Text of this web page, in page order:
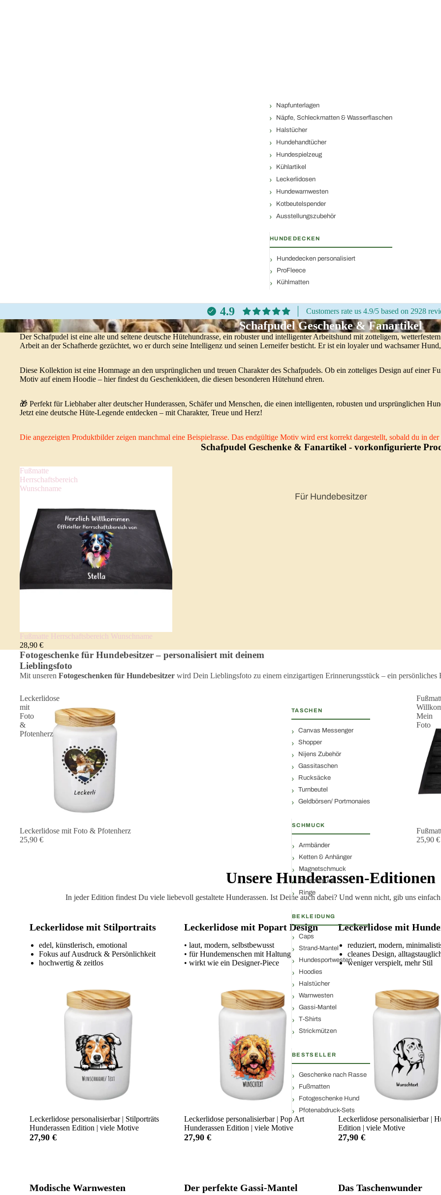
Napfunterlagen
Näpfe, Schleckmatten & Wasserflaschen
Halstücher
Hundehandtücher
Hundespielzeug
Kühlartikel
Leckerlidosen
Hundewarnwesten
Kotbeutelspender
Ausstellungszubehör
HUNDEDECKEN
Hundedecken personalisiert
ProFleece
Kühlmatten
Für Hundebesitzer
TASCHEN
Canvas Messenger
Shopper
Nijens Zubehör
Gassitaschen
Rucksäcke
Turnbeutel
Geldbörsen/ Portmonaies
SCHMUCK
Armbänder
Ketten & Anhänger
Magnetschmuck
Ohrschmuck
Ringe
BEKLEIDUNG
Caps
Strand-Mantel
Hundesportwesten
Hoodies
Halstücher
Warnwesten
Gassi-Mantel
T-Shirts
Strickmützen
BESTSELLER
Geschenke nach Rasse
Fußmatten
Fotogeschenke Hund
Pfotenabdruck-Sets
4.9 Customers rate us 4.9/5 based on 2928
Schafpudel Geschenke & Fanartikel
Der Schafpudel ist eine alte und seltene deutsche Hütehundrasse, ein robuster und intelligenter Arbeitshund mit zotteligem,
Arbeit an der Schafherde gezüchtet, wo er durch seine Intelligenz und seinen Lerneifer besticht. Er ist ein loyaler und wachsamer
Diese Kollektion ist eine Hommage an den ursprünglichen und treuen Charakter des Schafpudels. Ob ein zotteliges Design auf einer
Motiv auf einem Hoodie – hier findest du Geschenkideen, die diesen besonderen Hütehund ehren.
🎁 Perfekt für Liebhaber alter deutscher Hunderassen, Schäfer und Menschen, die einen intelligenten, robusten und ursprünglichen
Jetzt eine deutsche Hüte-Legende entdecken – mit Charakter, Treue und Herz!
Die angezeigten Produktbilder zeigen manchmal eine Beispielrasse. Das endgültige Motiv wird erst korrekt dargestellt, sobald du in
Schafpudel Geschenke & Fanartikel - vorkonfigurierte
Fußmatte
Herrschaftsbereich
Wunschname
Fußmatte Herrschaftsbereich Wunschname
28,90 €
Fotogeschenke für Hundebesitzer – personalisiert mit deinem
Lieblingsfoto
Mit unseren Fotogeschenken für Hundebesitzer wird Dein Lieblingsfoto zu einem einzigartigen Erinnerungsstück – ein persönliches
Leckerlidose
mit
Foto
&
Pfotenherz
Leckerlidose mit Foto & Pfotenherz
25,90 €
Mein
Foto
25,90 €
Unsere Hunderassen-Editionen
In jeder Edition findest Du viele liebevoll gestaltete Hunderassen. Ist Deine auch dabei? Und wenn nicht, gib uns
Leckerlidose mit Stilportraits
edel, künstlerisch, emotional
Fokus auf Ausdruck & Persönlichkeit
hochwertig & zeitlos
Leckerlidose personalisierbar | Stilporträts
Hunderassen Edition | viele Motive
27,90 €
Leckerlidose mit Popart Design
• laut, modern, selbstbewusst
• für Hundemenschen mit Haltung
• wirkt wie ein Designer-Piece
Leckerlidose personalisierbar | Pop Art
Hunderassen Edition | viele Motive
27,90 €
Leckerlidose mit
reduziert, modern,
cleanes Design,
weniger verspielt, mehr Stil
Leckerlidose personalisierbar |
Edition | viele Motive
27,90 €
Modische Warnwesten Der perfekte Gassi-Mantel Das Taschenwunder